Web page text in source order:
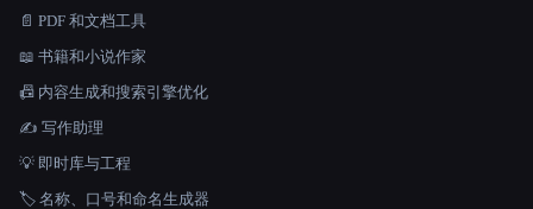
📄 PDF 和文档工具
📖 书籍和小说作家
📠 内容生成和搜索引擎优化
✍️ 写作助理
💡 即时库与工程
🏷️ 名称、口号和命名生成器